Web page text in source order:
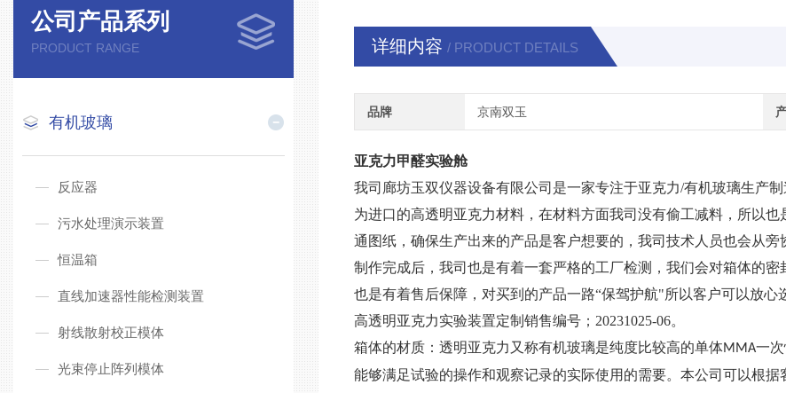
公司产品系列
PRODUCT RANGE
有机玻璃
反应器
污水处理演示装置
恒温箱
直线加速器性能检测装置
射线散射校正模体
光束停止阵列模体
详细内容 / PRODUCT DETAILS
品牌 京南双玉
亚克力甲醛实验舱
我司廊坊玉双仪器设备有限公司是一家专注于亚克力/有机玻璃生产
为进口的高透明亚克力材料，在材料方面我司没有偷工减料，所以
通图纸，确保生产出来的产品是客户想要的，我司技术人员也会从
制作完成后，我司也是有着一套严格的工厂检测，我们会对箱体的
也是有着售后保障，对买到的产品一路“保驾护航"所以客户可以放心
高透明亚克力实验装置定制销售编号； 20231025-06。
箱体的材质：透明亚克力又称有机玻璃是纯度比较高的单体MMA一
能够满足试验的操作和观察记录的实际使用的需要。本公司可以根